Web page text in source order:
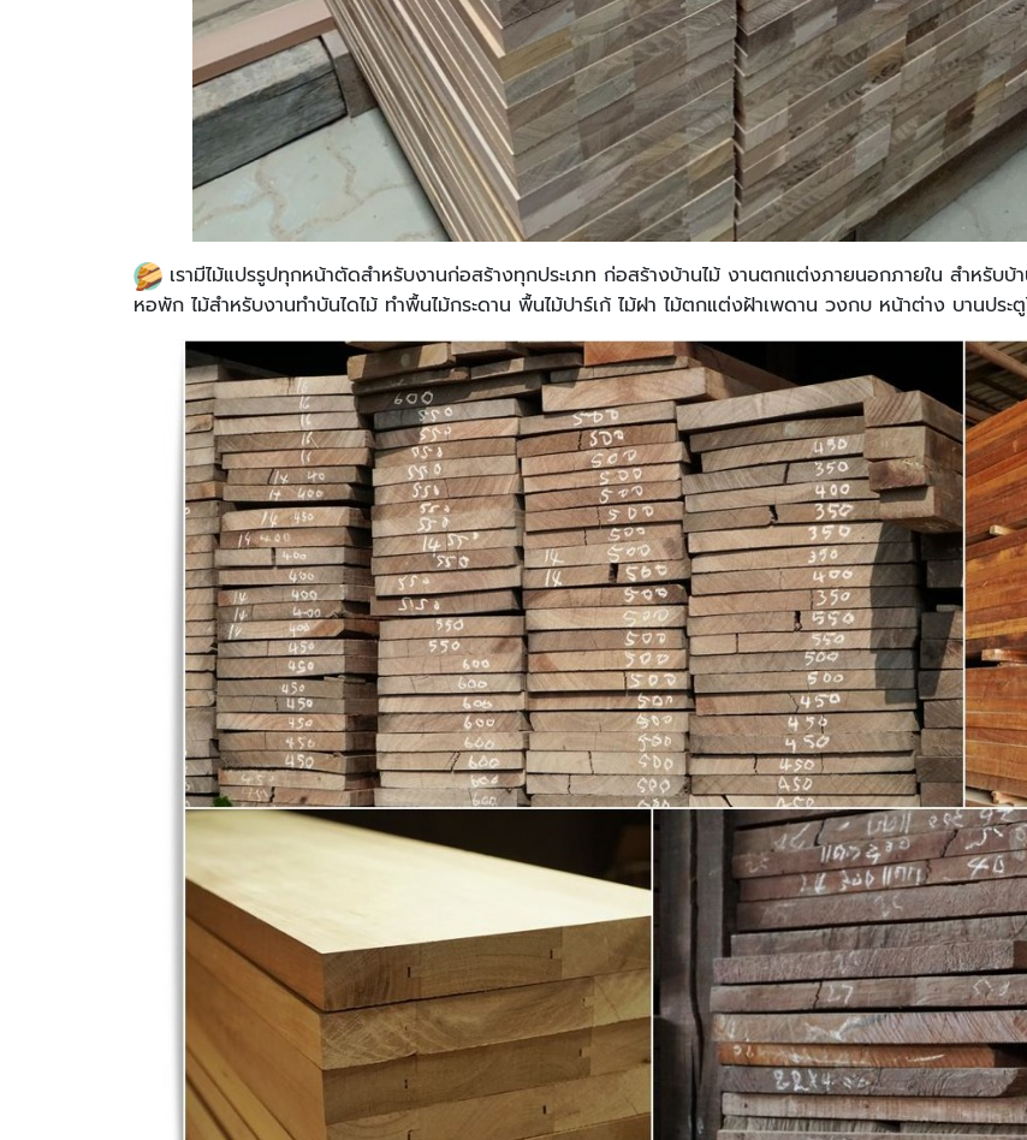
เรามีไม้แปรรูปทุกหน้าตัดสำหรับงานก่อสร้างทุกประเภท ก่อสร้างบ้านไม้ งานตกแต่งภายนอกภายใน สำหรับ
หอพัก ไม้สำหรับงานทำบันไดไม้ ทำพื้นไม้กระดาน พื้นไม้ปาร์เก้ ไม้ฝา ไม้ตกแต่งฝ้าเพดาน วงกบ หน้าต่าง บานประตู